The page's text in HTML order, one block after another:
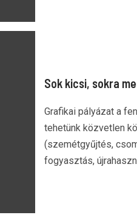
Sok kicsi, sokra
Grafikai pályázat a
tehetünk közvetlen
(szemétgyűjtés,
fogyasztás,